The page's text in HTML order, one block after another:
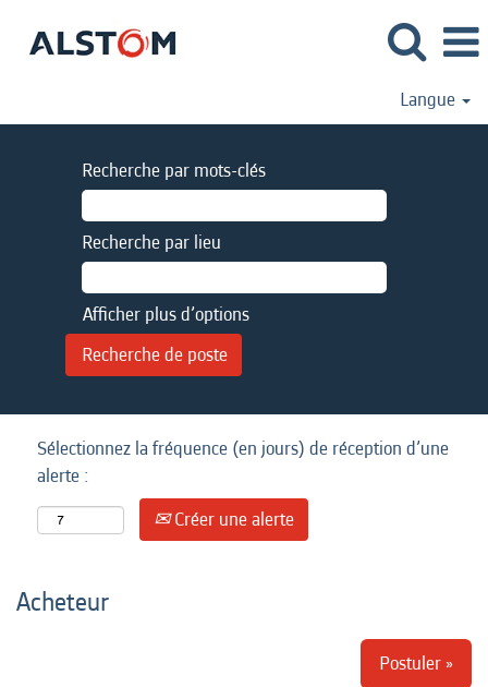
Langue
Recherche par mots-clés
Recherche par lieu
Afficher plus d’options
Sélectionnez la fréquence (en jours) de réception d’une
alerte :
Créer une alerte
Acheteur
Postuler »